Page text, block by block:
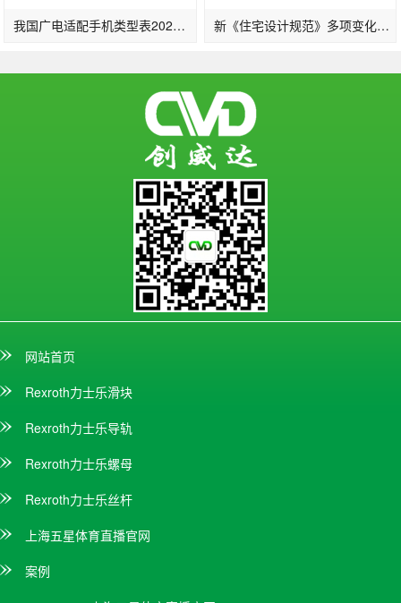
我国广电适配手机类型表2022一览：支撑的手机品牌及晋级时刻发布(2) 新《住宅设计规范》多项变化：2层及以上住宅设置电梯明确担架电梯尺寸…
网站首页
Rexroth力士乐滑块
Rexroth力士乐导轨
Rexroth力士乐螺母
Rexroth力士乐丝杆
上海五星体育直播官网
案例